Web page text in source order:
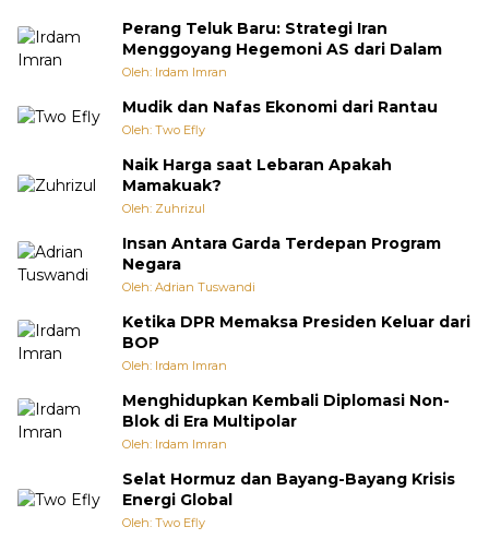
Perang Teluk Baru: Strategi Iran
Menggoyang Hegemoni AS dari Dalam
Oleh: Irdam Imran
Mudik dan Nafas Ekonomi dari Rantau
Oleh: Two Efly
Naik Harga saat Lebaran Apakah
Mamakuak?
Oleh: Zuhrizul
Insan Antara Garda Terdepan Program
Negara
Oleh: Adrian Tuswandi
Ketika DPR Memaksa Presiden Keluar dari
BOP
Oleh: Irdam Imran
Menghidupkan Kembali Diplomasi Non-
Blok di Era Multipolar
Oleh: Irdam Imran
Selat Hormuz dan Bayang-Bayang Krisis
Energi Global
Oleh: Two Efly